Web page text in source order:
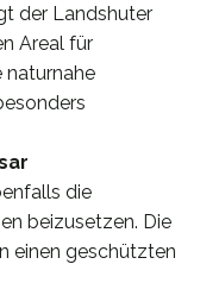
der Landshuter
Areal für
naturnahe
die
beizusetzen. Die
einen geschützten